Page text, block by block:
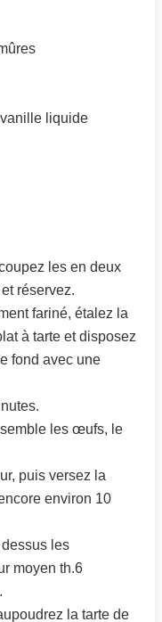
liquide
les en deux
réservez.
fariné, étalez la
à tarte et disposez
fond avec une
les œufs, le
puis versez la
environ 10
les
moyen th.6
la tarte de